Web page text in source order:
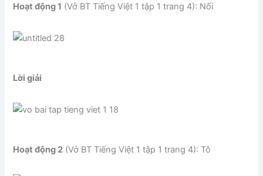
Hoạt động 1 (Vở BT Tiếng Việt 1 tập 1 trang 4): Nối
Lời giải
Hoạt động 2 (Vở BT Tiếng Việt 1 tập 1 trang 4): Tô